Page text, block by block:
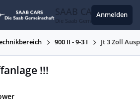
SAAB CARS
Die Saab Gemeinschaft
Anmelden
900 II - 9-3 I Jt 3 Zoll
!!!